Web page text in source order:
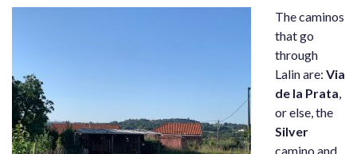
The caminos
that go
through
Lalin are: Via
de la Prata
or else, the
Silver
camino and